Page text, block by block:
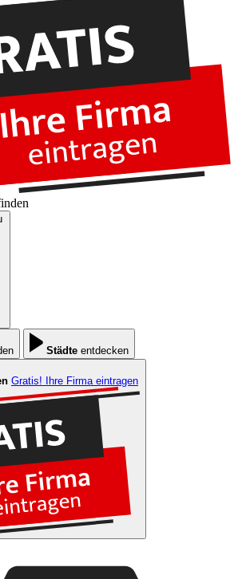
Städte entdecken
Gratis! Ihre Firma eintragen